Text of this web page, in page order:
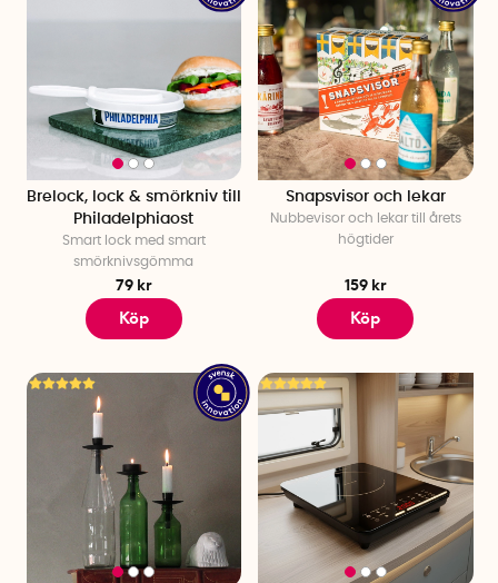
Brelock, lock & smörkniv till
Philadelphiaost
Smart lockmed smart
smörknivsgömma
79 kr
Köp
Snapsvisor och lekar
Nubbevisor och lekar till årets
högtider
159 kr
Köp